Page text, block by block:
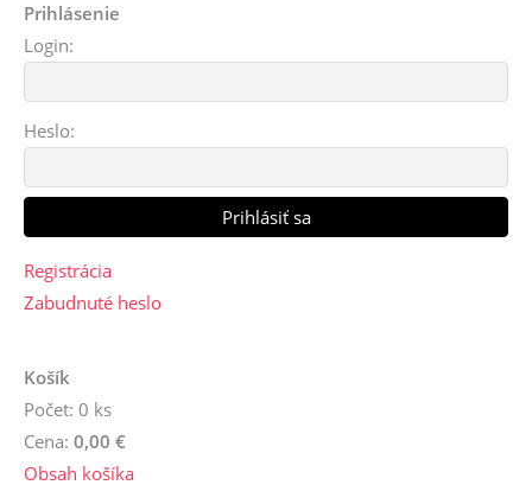
Prihlásenie
Login:
Heslo:
Registrácia
Zabudnuté heslo
Košík
Počet: 0 ks
Cena: 0,00 €
Obsah košíka